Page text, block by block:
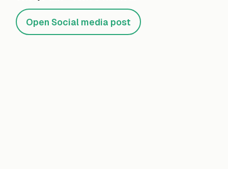
Open Social media post